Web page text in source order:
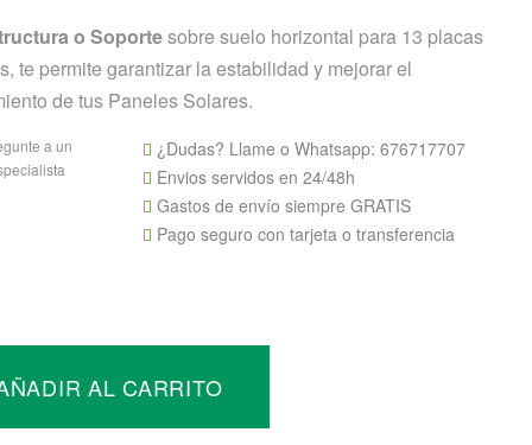
o Soportesobre suelo horizontal para 13 placas
te permite garantizar la estabilidad y mejorar el
de tus Paneles Solares.
a un
¿Dudas? Llame o Whatsapp: 676717707
Envios servidos en 24/48h
Gastos de envío siempre GRATIS
Pago seguro con tarjeta o transferencia
AL CARRITO